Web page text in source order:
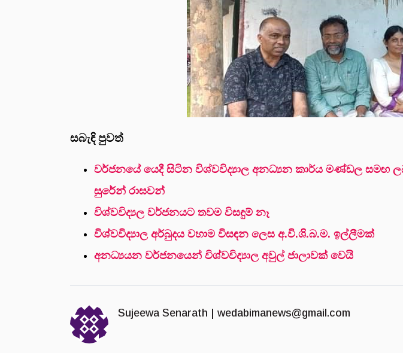
සබැඳි පුවත්
වර්ජනයේ යෙදී සිටින විශ්වවිද්‍යාල අනධ්‍යන කාර්ය මණ්ඩල සමඟ
සුරේන් රාඝවන්
විශ්වවිද්‍යල වර්ජනයට තවම විසඳුම් නෑ
විශ්වවිද්‍යාල අර්බුදය වහාම විසඳන ලෙස අ.වි.ශි.බ.ම. ඉල්ලීමක්
අනධ්‍යයන වර්ජනයෙන් විශ්වවිද්‍යාල අවුල් ජාලාවක් වෙයි
Sujeewa Senarath | wedabimanews@gmail.com